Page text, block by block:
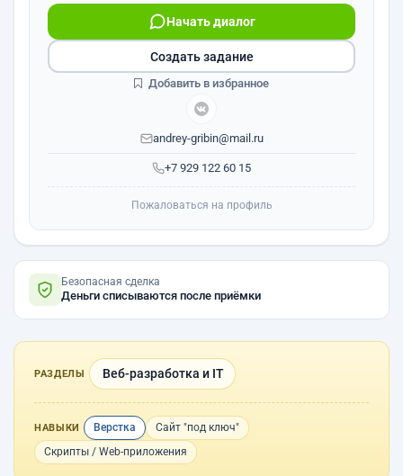
+7 929 122 60 15
Начать диалог
andrey-gribin@mail.ru
Создать задание
Добавить в избранное
Пожаловаться на профиль
Безопасная сделка
Деньги списываются после приёмки
РАЗДЕЛЫ Веб-разработка и IT
НАВЫКИ Верстка
Сайт "под ключ"
Скрипты / Web-приложения